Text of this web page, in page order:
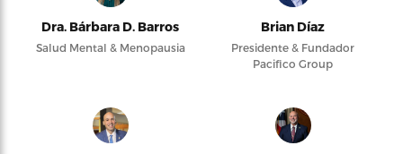
Dra. Bárbara D. Barros
Salud Mental & Menopausia
Brian Díaz
Presidente & Fundador
Pacifico Group